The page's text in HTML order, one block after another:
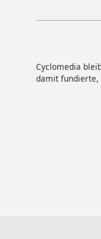
Cyclomedia
damit fundierte,